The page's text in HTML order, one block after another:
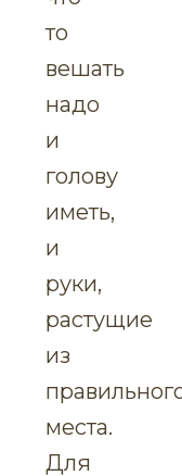
то
вешать
надо
и
голову
иметь,
и
руки,
растущие
из
места.
Для